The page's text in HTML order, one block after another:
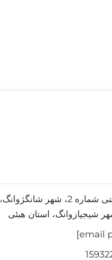
Add: منطقه صنعتی شماره 2، شهر شانگژوانگ،
شیجیازوانگ، استان هبئی